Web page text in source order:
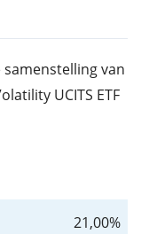
van
UCITS ETF
21,00%